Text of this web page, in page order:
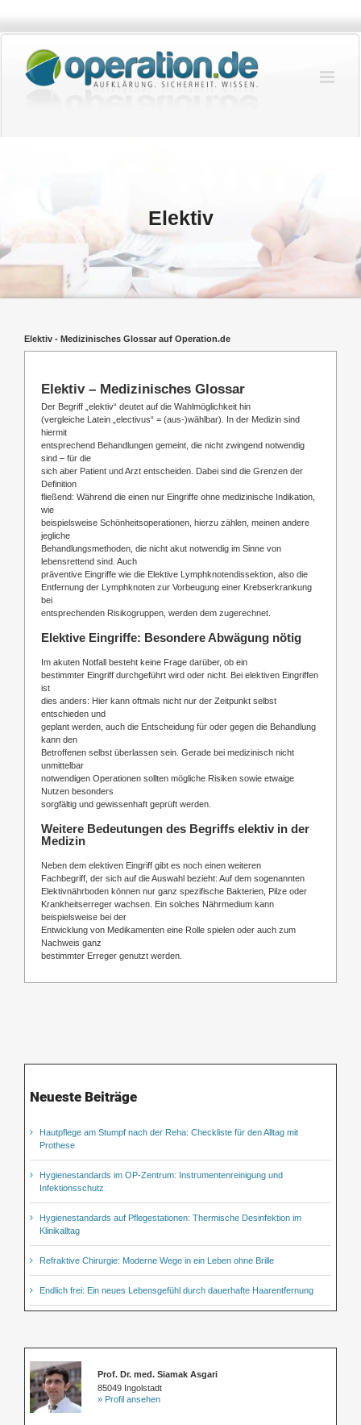
springen
Elektiv
Elektiv - Medizinisches Glossar auf Operation.de
Elektiv – Medizinisches Glossar
Der Begriff „elektiv“ deutet auf die Wahlmöglichkeit hin
(vergleiche Latein „electivus“ = (aus-)wählbar). In der Medizin sind
hiermit
entsprechend Behandlungen gemeint, die nicht zwingend notwendig
sind – für die
sich aber Patient und Arzt entscheiden. Dabei sind die Grenzen der
Definition
fließend: Während die einen nur Eingriffe ohne medizinische Indikation,
wie
beispielsweise Schönheitsoperationen, hierzu zählen, meinen andere
jegliche
Behandlungsmethoden, die nicht akut notwendig im Sinne von
lebensrettend sind. Auch
präventive Eingriffe wie die Elektive Lymphknotendissektion, also die
Entfernung der Lymphknoten zur Vorbeugung einer Krebserkrankung
bei
entsprechenden Risikogruppen, werden dem zugerechnet.
Elektive Eingriffe: Besondere Abwägung nötig
Im akuten Notfall besteht keine Frage darüber, ob ein
bestimmter Eingriff durchgeführt wird oder nicht. Bei elektiven Eingriffen
ist
dies anders: Hier kann oftmals nicht nur der Zeitpunkt selbst
entschieden und
geplant werden, auch die Entscheidung für oder gegen die Behandlung
kann den
Betroffenen selbst überlassen sein. Gerade bei medizinisch nicht
unmittelbar
notwendigen Operationen sollten mögliche Risiken sowie etwaige
Nutzen besonders
sorgfältig und gewissenhaft geprüft werden.
Weitere Bedeutungen des Begriffs elektiv in der
Medizin
Neben dem elektiven Eingriff gibt es noch einen weiteren
Fachbegriff, der sich auf die Auswahl bezieht: Auf dem sogenannten
Elektivnährboden können nur ganz spezifische Bakterien, Pilze oder
Krankheitserreger wachsen. Ein solches Nährmedium kann
beispielsweise bei der
Entwicklung von Medikamenten eine Rolle spielen oder auch zum
Nachweis ganz
bestimmter Erreger genutzt werden.
Neueste Beiträge
Hautpflege am Stumpf nach der Reha: Checkliste für den Alltag mit
Prothese
Hygienestandards im OP-Zentrum: Instrumentenreinigung und
Infektionsschutz
Hygienestandards auf Pflegestationen: Thermische Desinfektion im
Klinikalltag
Refraktive Chirurgie: Moderne Wege in ein Leben ohne Brille
Endlich frei: Ein neues Lebensgefühl durch dauerhafte Haarentfernung
Prof. Dr. med. Siamak Asgari
85049 Ingolstadt
» Profil ansehen